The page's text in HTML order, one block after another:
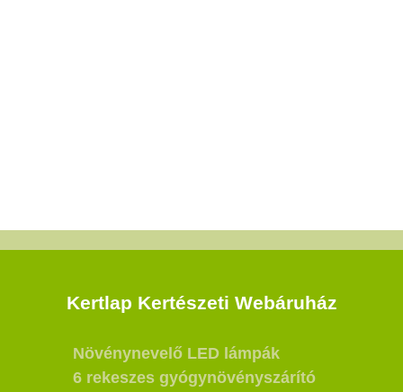
Kertlap Kertészeti Webáruház
Növénynevelő LED lámpák
6 rekeszes gyógynövényszárító